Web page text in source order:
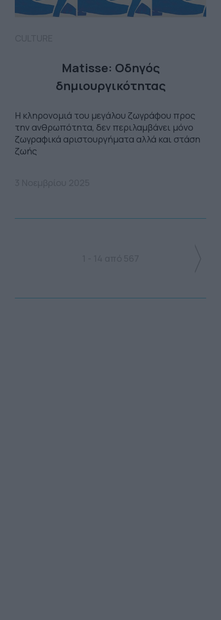
Matisse: Οδηγός
δημιουργικότητας
Η κληρονομιά του μεγάλου ζωγράφου προς
την ανθρωπότητα, δεν περιλαμβάνει μόνο
ζωγραφικά αριστουργήματα αλλά και στάση
ζωής